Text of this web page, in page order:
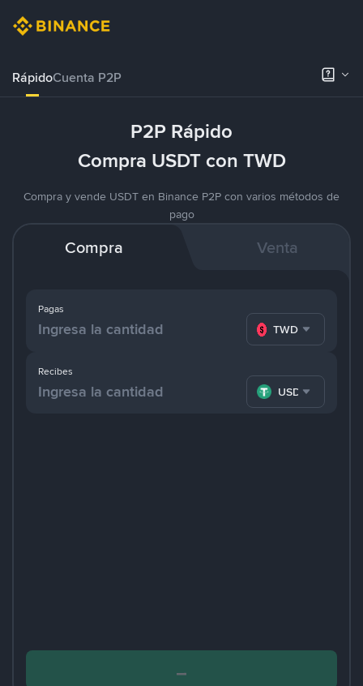
RápidoCuenta P2P
P2P Rápido
Compra USDT con TWD
Compra y vende USDT en Binance P2P con varios métodos de
pago
Compra Venta
Pagas
TWD
Recibes
USDT